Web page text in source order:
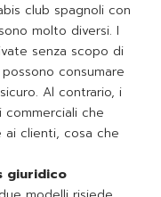
club spagnoli con
molto diversi. I
senza scopo di
consumare
Al contrario, i
che
ai clienti, cosa che
giuridico